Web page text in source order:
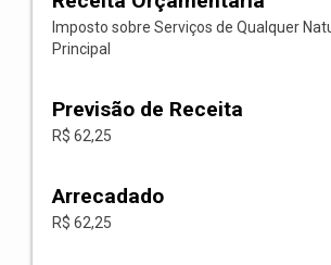
Imposto sobre Serviços de Qualquer
Principal
Previsão de Receita
R$ 62,25
Arrecadado
R$ 62,25